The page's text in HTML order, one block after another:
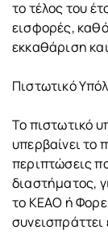
το τέλος του
εισφορές,
εκκαθάριση
Πιστωτικό
Το πιστωτικό
υπερβαίνει το
περιπτώσεις
διαστήματος,
το ΚΕΑΟ ή